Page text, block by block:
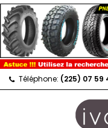
Téléphone: (225) 07 59